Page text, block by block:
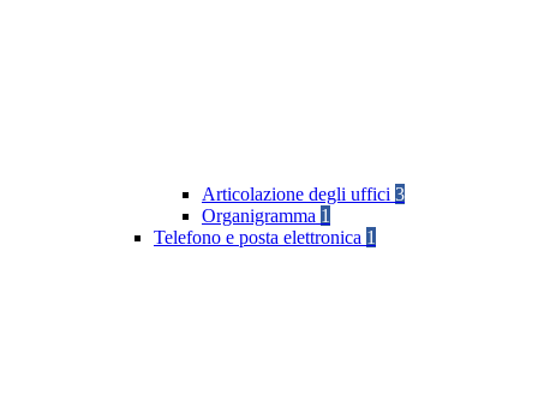
Articolazione degli uffici 3
Organigramma 1
Telefono e posta elettronica 1